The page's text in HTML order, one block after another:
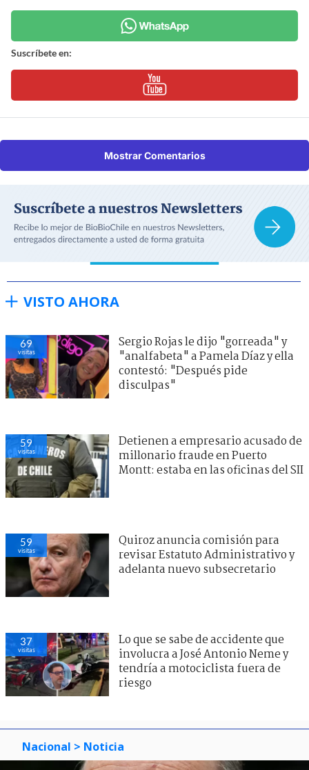
Suscríbete en:
Mostrar Comentarios
VISTO AHORA
69
visitas
Sergio Rojas le dijo "gorreada" y
"analfabeta" a Pamela Díaz y ella
contestó: "Después pide
disculpas"
59
visitas
Detienen a empresario acusado de
millonario fraude en Puerto
Montt: estaba en las oficinas del SII
59
visitas
Quiroz anuncia comisión para
revisar Estatuto Administrativo y
adelanta nuevo subsecretario
37
visitas
Lo que se sabe de accidente que
involucra a José Antonio Neme y
tendría a motociclista fuera de
riesgo
Nacional > Noticia